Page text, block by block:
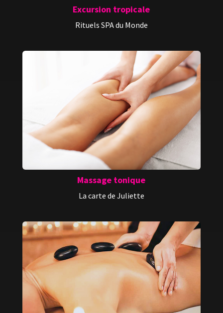
Excursion tropicale
Rituels SPA du Monde
Massage tonique
La carte de Juliette